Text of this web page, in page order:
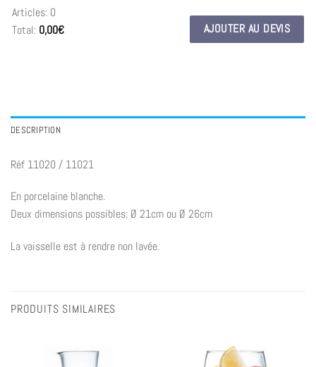
Articles: 0
Total: 0,00€
0,00€
AJOUTER AU DEVIS
DESCRIPTION
Réf 11020 / 11021
En porcelaine blanche.
Deux dimensions possibles: Ø 21cm ou Ø 26cm
La vaisselle est à rendre non lavée.
PRODUITS SIMILAIRES